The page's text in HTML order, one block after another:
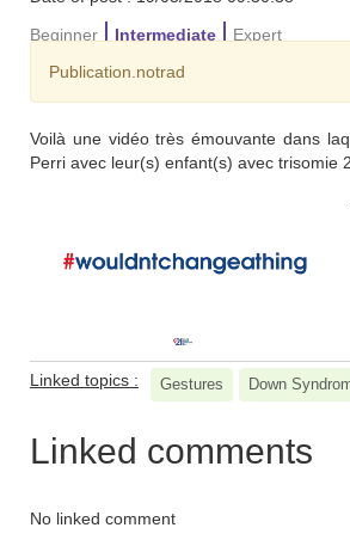
Beginner
Intermediate
Expert
Publication.notrad
Voilà une vidéo très émouvante dans
Perri avec leur(s) enfant(s) avec trisomie
Linked topics : Gestures Down
Linked comments
No linked comment